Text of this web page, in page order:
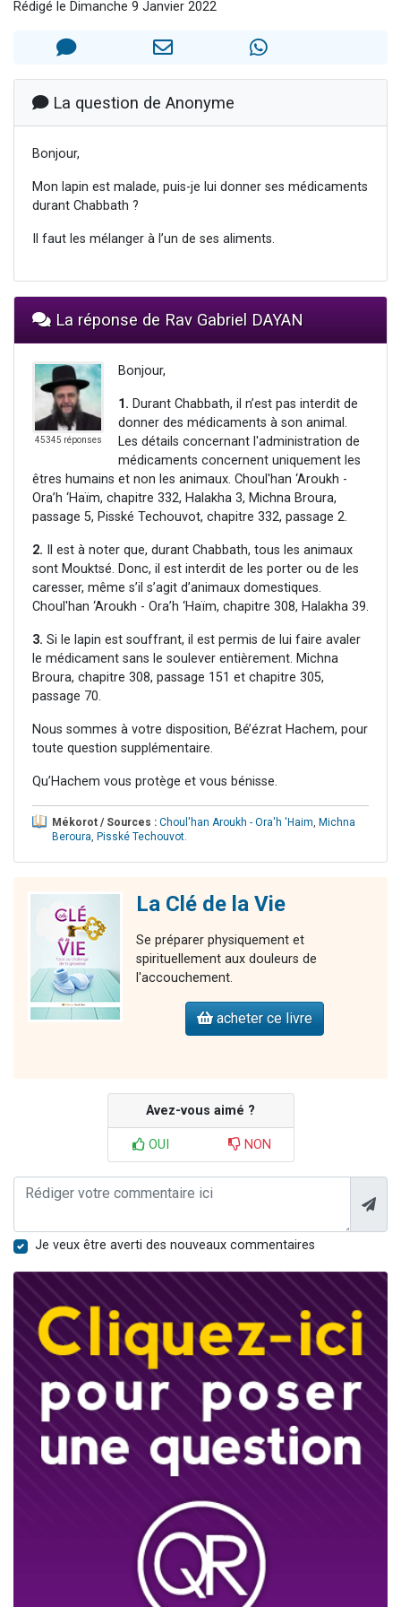
12 nouvelles musiques dans Torah-Box Music
2 personnes viennent de nous rejoindre sur WhatsApp
Rédigé le Dimanche 9 Janvier 2022
La question de Anonyme
Bonjour,
Mon lapin est malade, puis-je lui donner ses médicaments
durant Chabbath ?
Il faut les mélanger à l’un de ses aliments.
La réponse de Rav Gabriel DAYAN
45345 réponses
Bonjour,
1. Durant Chabbath, il n’est pas interdit de
donner des médicaments à son animal.
Les détails concernant l'administration de
médicaments concernent uniquement les
êtres humains et non les animaux. Choul'han ‘Aroukh -
Ora’h ‘Haïm, chapitre 332, Halakha 3, Michna Broura,
passage 5, Pisské Techouvot, chapitre 332, passage 2.
2. Il est à noter que, durant Chabbath, tous les animaux
sont Mouktsé. Donc, il est interdit de les porter ou de les
caresser, même s’il s’agit d’animaux domestiques.
Choul'han ‘Aroukh - Ora’h ‘Haïm, chapitre 308, Halakha 39.
3. Si le lapin est souffrant, il est permis de lui faire avaler
le médicament sans le soulever entièrement. Michna
Broura, chapitre 308, passage 151 et chapitre 305,
passage 70.
Nous sommes à votre disposition, Bé’ézrat Hachem, pour
toute question supplémentaire.
Qu’Hachem vous protège et vous bénisse.
Mékorot / Sources : Choul'han Aroukh - Ora'h 'Haim, Michna
Beroura, Pisské Techouvot.
La Clé de la Vie
Se préparer physiquement et
spirituellement aux douleurs de
l'accouchement.
acheter ce livre
Avez-vous aimé ?
OUI NON
Je veux être averti des nouveaux commentaires